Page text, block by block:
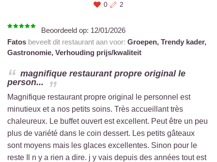
0 2
Beoordeeld op: 12/01/2026
Fatos beveelt dit restaurant aan voor: Groepen, Trendy kader,
Gastronomie, Verhouding prijs/kwaliteit
magnifique restaurant propre original le
person...
Magnifique restaurant propre original le personnel est
minutieux et a nos petits soins. Très accueillant très
chaleureux. Le buffet ouvert est excellent. Peut être un peu
plus de variété dans le coin dessert. Les petits gâteaux
sont moyens mais les glaces excellentes. Sinon pour le
reste Il n y a rien a dire. j y vais depuis des années tout est